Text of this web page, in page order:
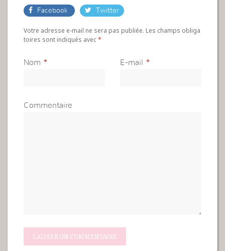
Facebook Twitter
Votre adresse e-mail ne sera pas publiée. Les champs obliga
toires sont indiqués avec*
Nom * E-mail *
Commentaire